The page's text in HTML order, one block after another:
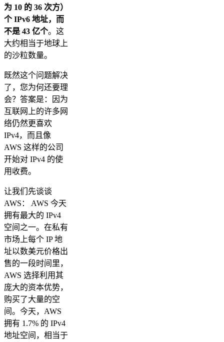
为 10 的 36 次方）
个 IPv6 地址，而
不是 43 亿个。这
大约相当于地球上
的沙粒数量。
既然这个问题解决
了，您为何还要理
会？答案是：因为
互联网上的许多网
络仍然更喜欢
IPv4，而且像
AWS 这样的公司
开始对 IPv4 的使
用收费。
让我们先谈谈
AWS： AWS 今天
拥有最大的 IPv4
空间之一。在私有
市场上每个 IP 地
址以数美元价格出
售的一段时间里，
AWS 选择利用其
庞大的资本优势，
购买了大量的空
间。今天，AWS
拥有 1.7% 的 IPv4
地址空间，相当于